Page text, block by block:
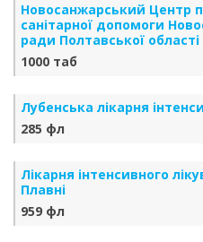
Новосанжарський Центр
санітарної допомоги
ради Полтавської області
1000 таб
Лубенська лікарня
285 фл
Лікарня інтенсивного
Плавні
959 фл